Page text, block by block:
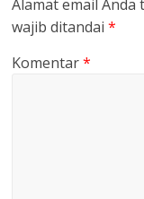
Alamat email
wajib ditandai*
Komentar*